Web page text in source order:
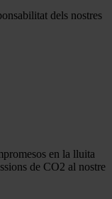
dels nostres
en la lluita
de CO2 al nostre